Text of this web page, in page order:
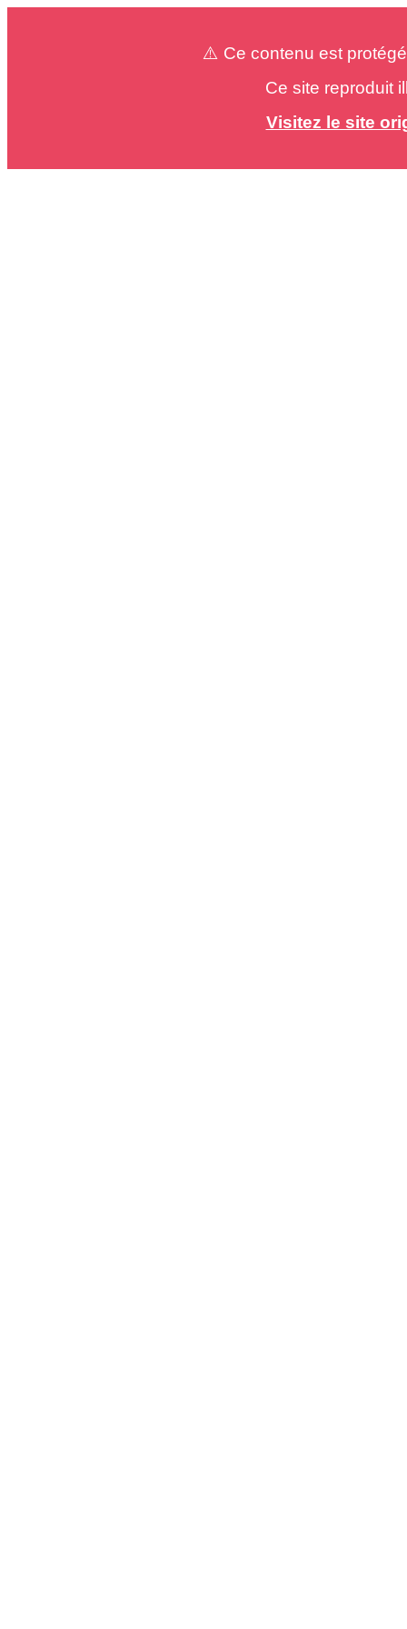
⚠️ Ce contenu est
Ce site reproduit
Visitez le site